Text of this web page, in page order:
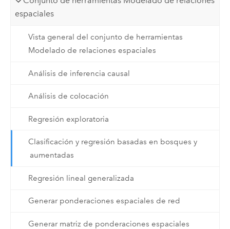
espaciales
Vista general del conjunto de herramientas
Modelado de relaciones espaciales
Análisis de inferencia causal
Análisis de colocación
Regresión exploratoria
Clasificación y regresión basadas en bosques y
aumentadas
Regresión lineal generalizada
Generar ponderaciones espaciales de red
Generar matriz de ponderaciones espaciales